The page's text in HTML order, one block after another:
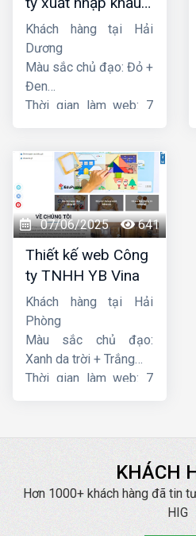
Thiên Thuận Phát
Khách hàng tại Hải
Dương
Màu sắc chủ đạo: Đỏ +
Đen
Thời gian làm web: 7
07/06/2025 641
Thiết kế web Công
ty TNHH YB Vina
Khách hàng tại Hải
Phòng
Màu sắc chủ đạo:
Xanh da trời + Trắng
Thời gian làm web: 7
KHÁCH
Hơn 1000+ khách hàng đã tin
HIG